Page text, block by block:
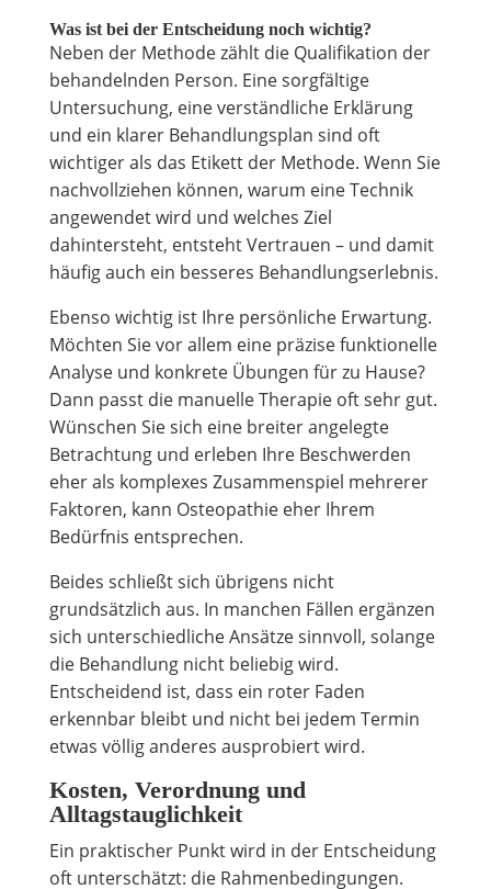
Was ist bei der Entscheidung noch wichtig?
Neben der Methode zählt die Qualifikation der
behandelnden Person. Eine sorgfältige
Untersuchung, eine verständliche Erklärung
und ein klarer Behandlungsplan sind oft
wichtiger als das Etikett der Methode. Wenn Sie
nachvollziehen können, warum eine Technik
angewendet wird und welches Ziel
dahintersteht, entsteht Vertrauen – und damit
häufig auch ein besseres Behandlungserlebnis.
Ebenso wichtig ist Ihre persönliche Erwartung.
Möchten Sie vor allem eine präzise funktionelle
Analyse und konkrete Übungen für zu Hause?
Dann passt die manuelle Therapie oft sehr gut.
Wünschen Sie sich eine breiter angelegte
Betrachtung und erleben Ihre Beschwerden
eher als komplexes Zusammenspiel mehrerer
Faktoren, kann Osteopathie eher Ihrem
Bedürfnis entsprechen.
Beides schließt sich übrigens nicht
grundsätzlich aus. In manchen Fällen ergänzen
sich unterschiedliche Ansätze sinnvoll, solange
die Behandlung nicht beliebig wird.
Entscheidend ist, dass ein roter Faden
erkennbar bleibt und nicht bei jedem Termin
etwas völlig anderes ausprobiert wird.
Kosten, Verordnung und
Alltagstauglichkeit
Ein praktischer Punkt wird in der Entscheidung
oft unterschätzt: die Rahmenbedingungen.